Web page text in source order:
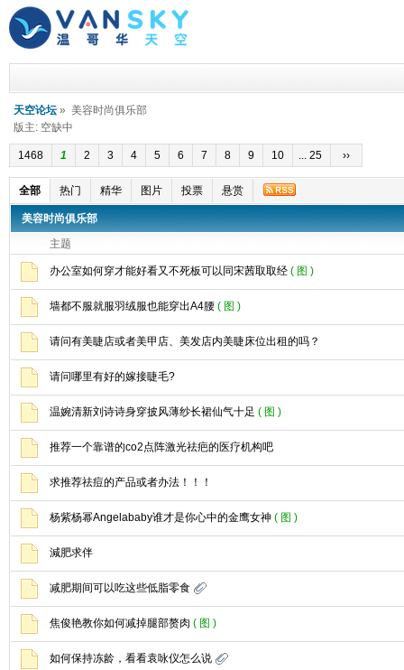
天空论坛 » 美容时尚俱乐部
版主: 空缺中
1468 1 2 3 4 5 6 7 8 9 10 ... 25 ››
全部 热门 精华 图片 投票 悬赏
美容时尚俱乐部
主题
办公室如何穿才能好看又不死板可以同宋茜取取经 ( 图 )
墙都不服就服羽绒服也能穿出A4腰 ( 图 )
请问有美睫店或者美甲店、美发店内美睫床位出租的吗？
请问哪里有好的嫁接睫毛?
温婉清新刘诗诗身穿披风薄纱长裙仙气十足 ( 图 )
推荐一个靠谱的co2点阵激光祛疤的医疗机构吧
求推荐祛痘的产品或者办法！！！
杨紫杨幂Angelababy谁才是你心中的金鹰女神 ( 图 )
減肥求伴
减肥期间可以吃这些低脂零食
焦俊艳教你如何减掉腿部赘肉 ( 图 )
如何保持冻龄，看看袁咏仪怎么说